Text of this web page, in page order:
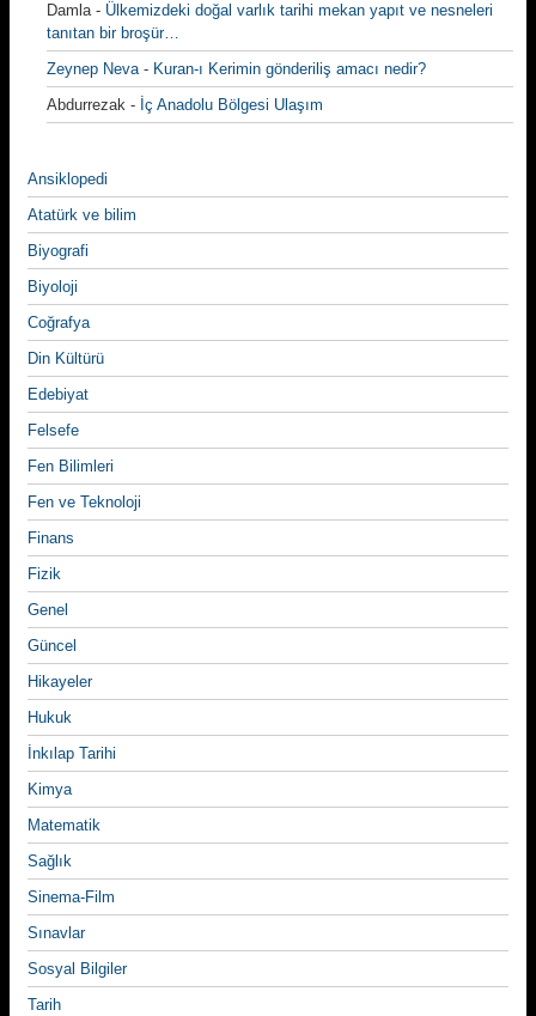
Damla- Ülkemizdeki doğal varlık tarihi mekan yapıt ve nesneleri
tanıtan bir broşür…
Zeynep Neva- Kuran-ı Kerimin gönderiliş amacı nedir?
Abdurrezak - İç Anadolu Bölgesi Ulaşım
Ansiklopedi
Atatürk ve bilim
Biyografi
Biyoloji
Coğrafya
Din Kültürü
Edebiyat
Felsefe
Fen Bilimleri
Fen ve Teknoloji
Finans
Fizik
Genel
Güncel
Hikayeler
Hukuk
İnkılap Tarihi
Kimya
Matematik
Sağlık
Sinema-Film
Sınavlar
Sosyal Bilgiler
Tarih